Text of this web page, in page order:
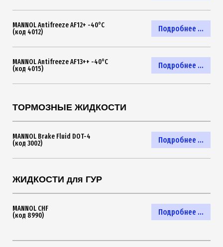
Подробнее ...
MANNOL Antifreeze AF12+ -40°C
(код 4012)
Подробнее ...
MANNOL Antifreeze AF13++ -40°C
(код 4015)
ТОРМОЗНЫЕ ЖИДКОСТИ
Подробнее ...
MANNOL Brake Fluid DOT-4
(код 3002)
ЖИДКОСТИ для ГУР
Подробнее ...
MANNOL CHF
(код 8990)